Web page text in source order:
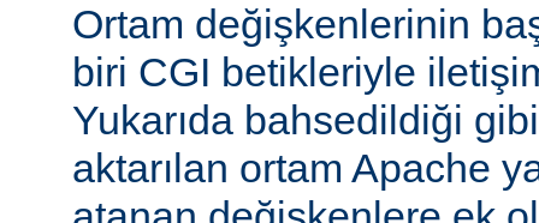
Ortam değişkenlerinin
biri CGI betikleriyle
Yukarıda bahsedildiği
aktarılan ortam Apache